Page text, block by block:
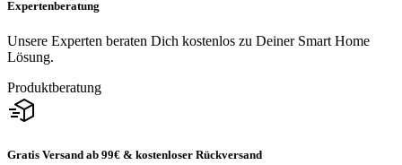
Expertenberatung
Unsere Experten beraten Dich kostenlos zu Deiner Smart Home
Lösung.
Produktberatung
Gratis Versand ab 99€ & kostenloser Rückversand